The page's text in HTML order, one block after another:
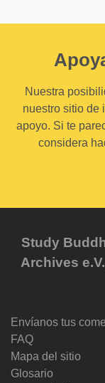
Nuestra
nuestro sitio de
apoyo. Si te
considera
Study
Archives
Envíanos tus
FAQ
Mapa del sitio
Glosario